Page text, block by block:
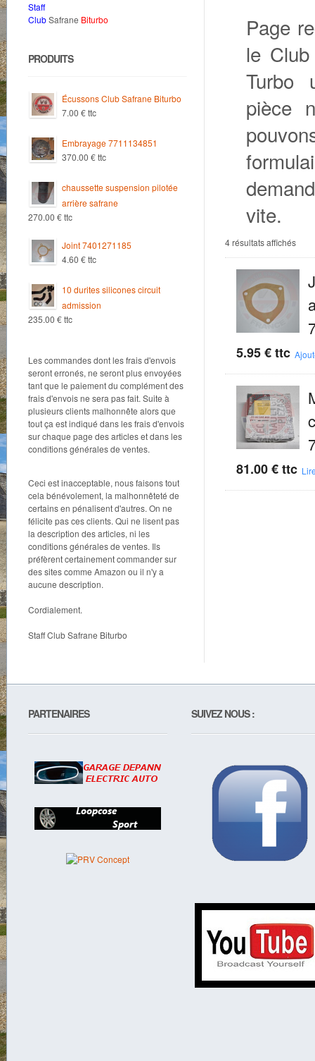
Page
le
Turbo
pièce
vite.
4 résultats affichésTrié
5.95€ ttc
81.00€ ttc
Staff
ClubSafrane Biturbo
PRODUITS
Écussons Club Safrane Biturbo
7.00 €ttc
Embrayage 7711134851
370.00 €ttc
chaussette suspension pilotée
arrière safrane
270.00 €ttc
Joint 7401271185
4.60 €ttc
10 durites silicones circuit
admission
235.00 €ttc
Les commandes dont les frais d'envois
seront erronés, ne seront plus envoyées
tant que le paiement du complément des
frais d'envois ne sera pas fait. Suite à
plusieurs clients malhonnête alors que
tout ça est indiqué dans les frais d'envois
sur chaque page des articles et dans les
conditions générales de ventes.
Ceci est inacceptable, nous faisons tout
cela bénévolement, la malhonnêteté de
certains en pénalisent d'autres. On ne
félicite pas ces clients. Qui ne lisent pas
la description des articles, ni les
conditions générales de ventes. Ils
préfèrent certainement commander sur
des sites comme Amazon ou il n'y a
aucune description.
Cordialement.
Staff Club Safrane Biturbo
PARTENAIRES SUIVEZ NOUS :